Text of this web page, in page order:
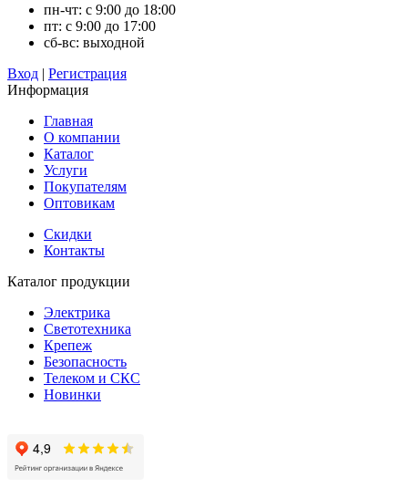
пн-чт: с 9:00 до 18:00
пт: с 9:00 до 17:00
сб-вс: выходной
Вход | Регистрация
Информация
Главная
О компании
Каталог
Услуги
Покупателям
Оптовикам
Скидки
Контакты
Каталог продукции
Электрика
Светотехника
Крепеж
Безопасность
Телеком и СКС
Новинки